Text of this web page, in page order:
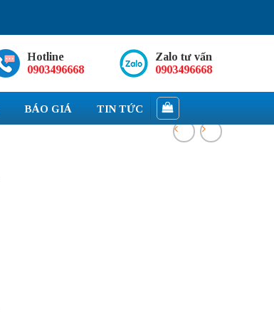
Hotline
0903496668
Zalo tư vấn
0903496668
BÁO GIÁ TIN TỨC